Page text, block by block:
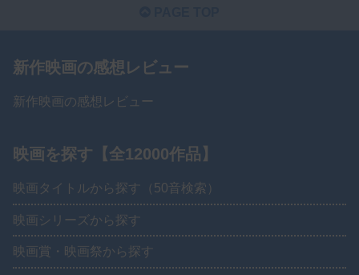
新作映画の感想レビュー
新作映画の感想レビュー
映画を探す【全12000作品】
映画タイトルから探す（50音検索）
映画シリーズから探す
映画賞・映画祭から探す